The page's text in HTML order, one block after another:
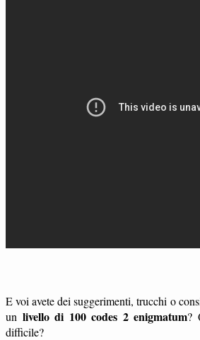
E voi avete dei suggerimenti, trucchi o
un livello di 100 codes 2 enigmatum?
difficile?